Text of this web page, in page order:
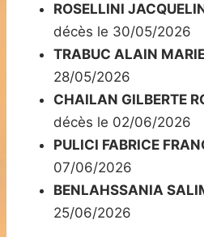
ROSELLINI
décès le 30/05/2026
TRABUC ALAIN
28/05/2026
CHAILAN GILBERTE
décès le 02/06/2026
PULICI FABRICE
07/06/2026
BENLAHSSANIA
25/06/2026